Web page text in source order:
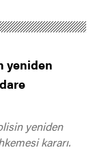
yeniden
yeniden
kararı.